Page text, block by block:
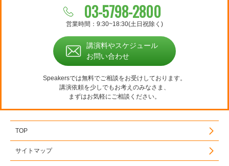
03-5798-2800
営業時間：9:30~18:30(土日祝除く)
講演料やスケジュール
お問い合わせ
Speakersでは無料でご相談をお受けしております。
講演依頼を少しでもお考えのみなさま、
まずはお気軽にご相談ください。
TOP
サイトマップ